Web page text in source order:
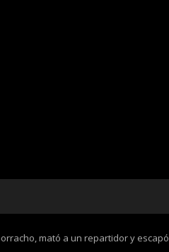
mató a un repartidor y escapó